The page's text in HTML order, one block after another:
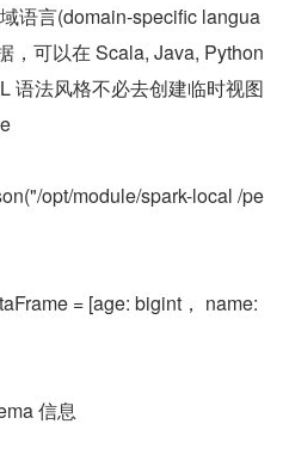
语言(domain-specific langua
，可以在 Scala, Java, Python
语法风格不必去创建临时视图
opt/module/spark-local /pe
= [age: bigint， name:
信息